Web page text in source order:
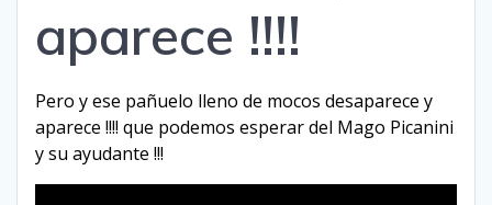
aparece !!!!
Pero y ese pañuelo lleno de mocos desaparece y
aparece !!!! que podemos esperar del Mago Picanini
y su ayudante !!!